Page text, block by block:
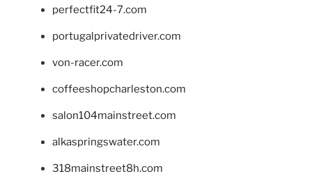
perfectfit24-7.com
portugalprivatedriver.com
von-racer.com
coffeeshopcharleston.com
salon104mainstreet.com
alkaspringswater.com
318mainstreet8h.com